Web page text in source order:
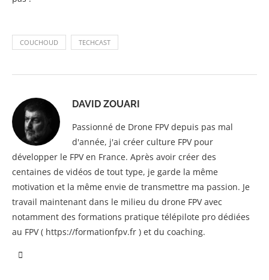
COUCHOUD TECHCAST
DAVID ZOUARI
Passionné de Drone FPV depuis pas mal
d'année, j'ai créer culture FPV pour
développer le FPV en France. Après avoir créer des
centaines de vidéos de tout type, je garde la même
motivation et la même envie de transmettre ma passion. Je
travail maintenant dans le milieu du drone FPV avec
notamment des formations pratique télépilote pro dédiées
au FPV ( https://formationfpv.fr ) et du coaching.